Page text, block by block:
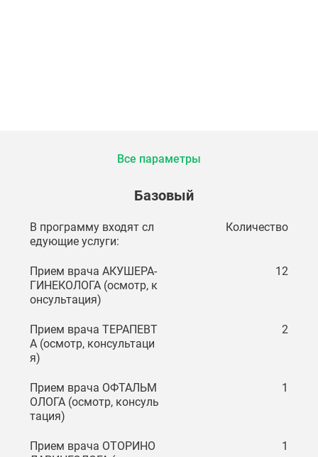
Все параметры
Базовый
В программу входят сл
едующие услуги:
Количество
Прием врача АКУШЕРА-
ГИНЕКОЛОГА (осмотр, к
онсультация)
12
Прием врача ТЕРАПЕВТ
А (осмотр, консультаци
я)
2
Прием врача ОФТАЛЬМ
ОЛОГА (осмотр, консуль
тация)
1
Прием врача ОТОРИНО
1